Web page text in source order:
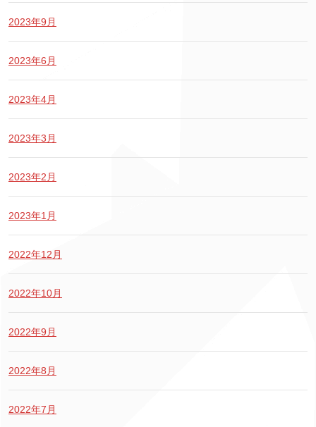
2023年9月
2023年6月
2023年4月
2023年3月
2023年2月
2023年1月
2022年12月
2022年10月
2022年9月
2022年8月
2022年7月